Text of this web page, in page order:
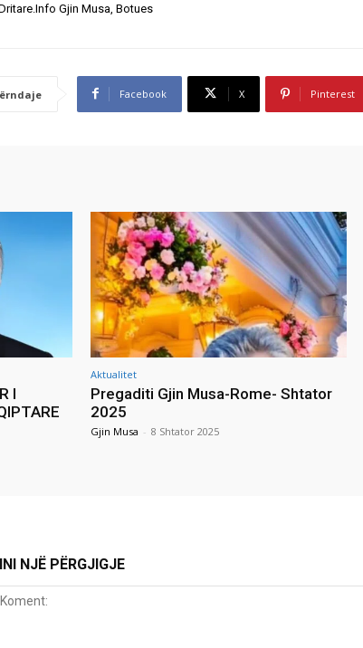
Gjin Musa, Botues
Facebook X Pinterest
I
Aktualitet
Pregaditi Gjin Musa-Rome- Shtator
2025
Gjin Musa - 8 Shtator 2025
NJË PËRGJIGJE